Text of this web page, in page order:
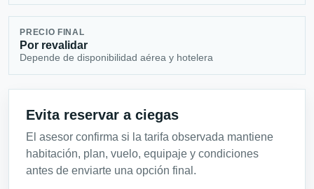
PRECIO FINAL
Por revalidar
Depende de disponibilidad aérea y hotelera
Evita reservar a ciegas
El asesor confirma si la tarifa observada mantiene
habitación, plan, vuelo, equipaje y condiciones
antes de enviarte una opción final.